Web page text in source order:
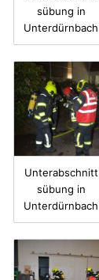
sübung in
Unterdürnbach
Unterabschnitt
sübung in
Unterdürnbach